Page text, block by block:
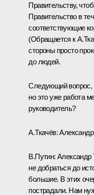
Правительству,
Правительство в
соответствующие
(Обращается к
стороны просто
до людей.
Следующий вопрос,
но это уже работа
руководитель?
А.Ткачёв:
В.Путин: Александр
не добраться до
большие. В этих
пострадали. Нам